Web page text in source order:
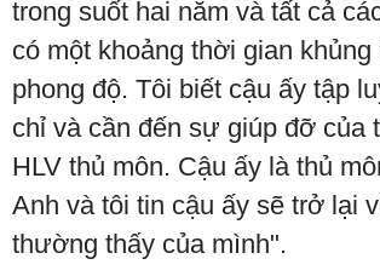
trong suốt hai năm và tất cả
có một khoảng thời gian khủng
phong độ. Tôi biết cậu ấy tập
chỉ và cần đến sự giúp đỡ của
HLV thủ môn. Cậu ấy là thủ
Anh và tôi tin cậu ấy sẽ trở lại
thường thấy của mình".